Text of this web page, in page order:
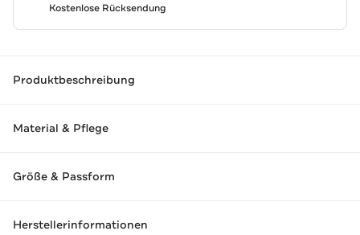
Kostenlose Rücksendung
Produktbeschreibung
Material & Pflege
Größe & Passform
Herstellerinformationen